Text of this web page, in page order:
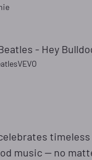
- Hey
music — no